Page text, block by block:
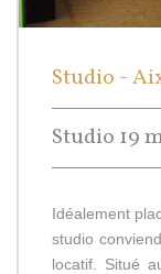
Studio -
Studio 19
Idéalement
studio
locatif. Situé